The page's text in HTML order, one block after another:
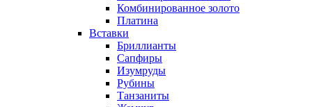
Комбинированное золото
Платина
Вставки
Бриллианты
Сапфиры
Изумруды
Рубины
Танзаниты